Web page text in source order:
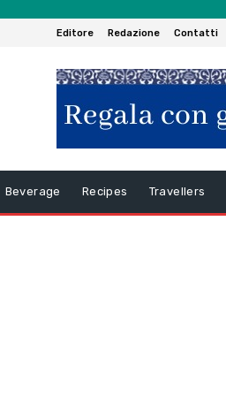
Editore Redazione Contatti
Beverage Recipes Travellers